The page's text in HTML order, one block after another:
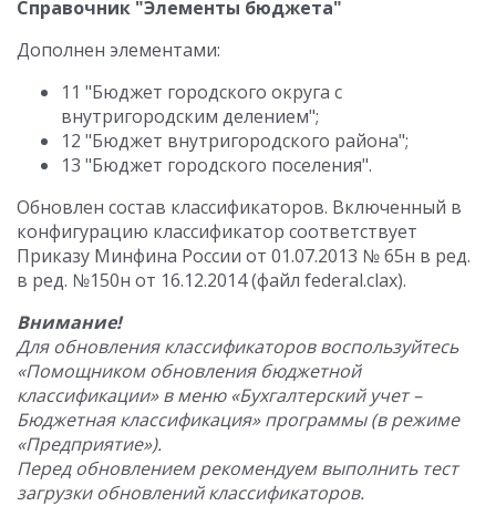
Справочник "Элементы бюджета"
Дополнен элементами:
11 "Бюджет городского округа с
внутригородским делением";
12 "Бюджет внутригородского района";
13 "Бюджет городского поселения".
Обновлен состав классификаторов. Включенный в
конфигурацию классификатор соответствует
Приказу Минфина России от 01.07.2013 № 65н в ред.
в ред. №150н от 16.12.2014 (файл federal.clax).
Внимание!
Для обновления классификаторов воспользуйтесь
«Помощником обновления бюджетной
классификации» в меню «Бухгалтерский учет –
Бюджетная классификация» программы (в режиме
«Предприятие»).
Перед обновлением рекомендуем выполнить тест
загрузки обновлений классификаторов.